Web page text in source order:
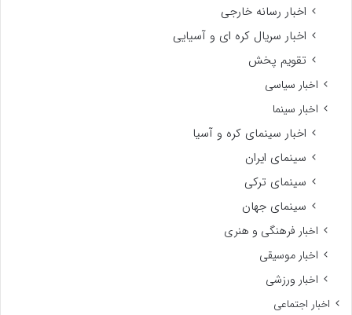
اخبار رسانه خارجی
اخبار سریال کره ای و آسیایی
تقویم پخش
اخبار سیاسی
اخبار سینما
اخبار سینمای کره و آسیا
سینمای ایران
سینمای ترکی
سینمای جهان
اخبار فرهنگی و هنری
اخبار موسیقی
اخبار ورزشی
اخبار اجتماعی